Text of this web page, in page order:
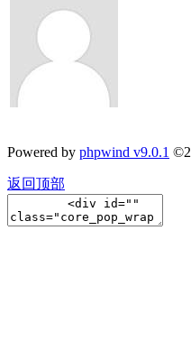
Powered by phpwind v9.0.1
返回顶部